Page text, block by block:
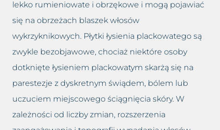
lekko rumieniowate i obrzękowe i mogą pojawiać
się na obrzeżach blaszek włosów
wykrzyknikowych. Płytki łysienia plackowatego są
zwykle bezobjawowe, chociaż niektóre osoby
dotknięte łysieniem plackowatym skarżą się na
parestezje z dyskretnym świądem, bólem lub
uczuciem miejscowego ściągnięcia skóry. W
zależności od liczby zmian, rozszerzenia